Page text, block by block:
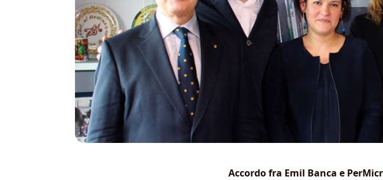
Accordo fra Emil Banca e